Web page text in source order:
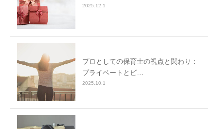
2025.12.1
プロとしての保育士の視点と関わり：
プライベートとビ…
2025.10.1